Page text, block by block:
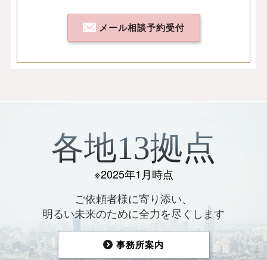
メール相談予約受付
各地13拠点
※2025年1月時点
ご依頼者様に寄り添い、
明るい未来のために全力を尽くします
事務所案内